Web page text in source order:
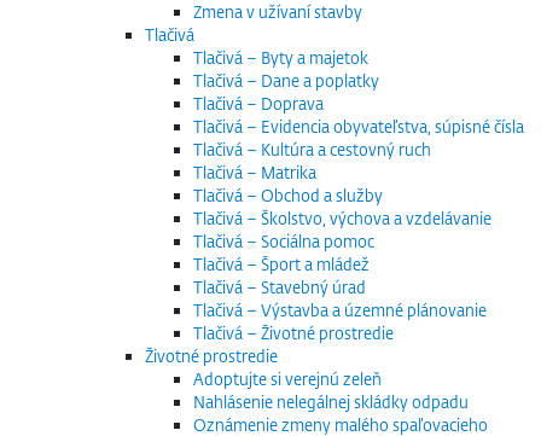
Zmena v užívaní stavby
Tlačivá
Tlačivá – Byty a majetok
Tlačivá – Dane a poplatky
Tlačivá – Doprava
Tlačivá – Evidencia obyvateľstva, súpisné čísla
Tlačivá – Kultúra a cestovný ruch
Tlačivá – Matrika
Tlačivá – Obchod a služby
Tlačivá – Školstvo, výchova a vzdelávanie
Tlačivá – Sociálna pomoc
Tlačivá – Šport a mládež
Tlačivá – Stavebný úrad
Tlačivá – Výstavba a územné plánovanie
Tlačivá – Životné prostredie
Životné prostredie
Adoptujte si verejnú zeleň
Nahlásenie nelegálnej skládky odpadu
Oznámenie zmeny malého spaľovacieho